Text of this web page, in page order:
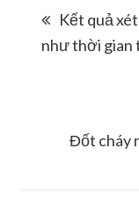
Kết quả
như thời gian
Đốt cháy